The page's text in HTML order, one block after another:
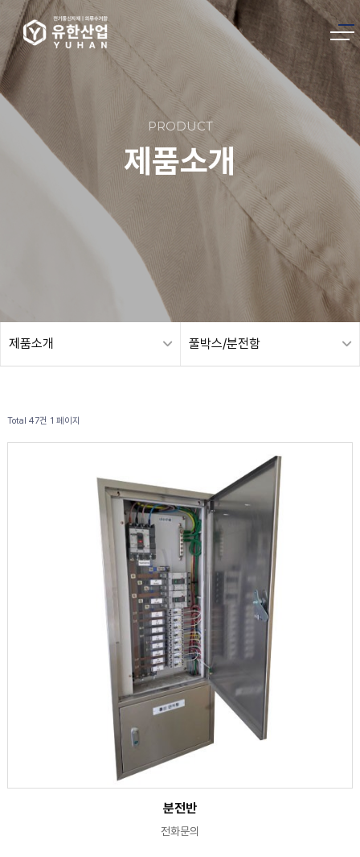
PRODUCT
제품소개
제품소개 풀박스/분전함
Total 47건 1 페이지
분전반
전화문의